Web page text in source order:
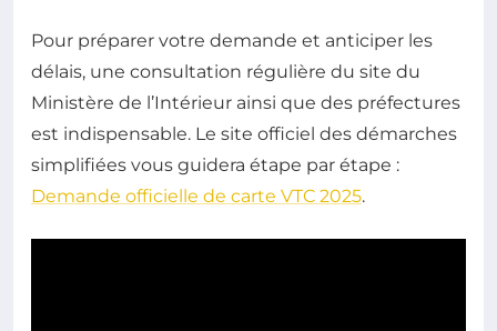
Pour préparer votre demande et anticiper les
délais, une consultation régulière du site du
Ministère de l’Intérieur ainsi que des préfectures
est indispensable. Le site officiel des démarches
simplifiées vous guidera étape par étape :
Demande officielle de carte VTC 2025.